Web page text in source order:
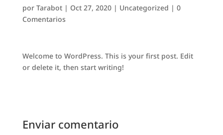
por Tarabot| Oct 27, 2020| Uncategorized | 0
Comentarios
Welcome to WordPress. This is your first post. Edit
or delete it, then start writing!
Enviar comentario